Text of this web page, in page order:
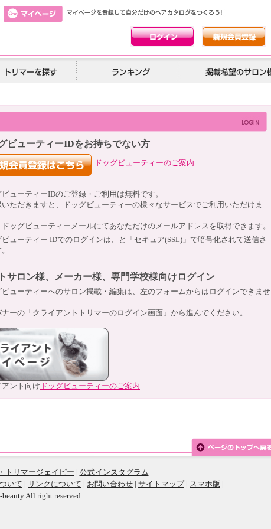
ビューティーIDをお持ちでない方
ドッグビューティーのご案内
ビューティーIDのご登録・ご利用は無料です。
いただきますと、ドッグビューティーの様々なサービスでご利用いただけま
ドッグビューティーメールにてあなただけのメールアドレスを取得できます。
ビューティー IDでのログインは、と「セキュア(SSL)」で暗号化されて送信さ
サロン様、メーカー様、専門学校様向けログイン
ビューティーへのサロン掲載・編集は、左のフォームからはログインできませ
ーの「クライアントトリマーのログイン画面」から進んでください。
アント向け ドッグビューティーのご案内
トリマージェイピー | 公式インスタグラム
いて | リンクについて | お問い合わせ | サイトマップ| スマホ版 |
All right reserved.